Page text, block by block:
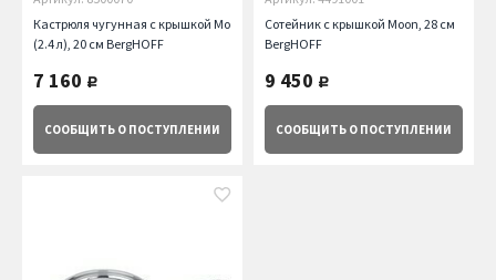
Кастрюля чугунная с крышкой Moon
(2.4 л), 20 см BergHOFF
7 160 руб.
СООБЩИТЬ О ПОСТУПЛЕНИИ
Сотейник с крышкой Moon, 28 см
BergHOFF
9 450 руб.
СООБЩИТЬ О ПОСТУПЛЕНИИ